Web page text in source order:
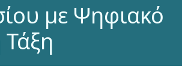
με Ψηφιακό